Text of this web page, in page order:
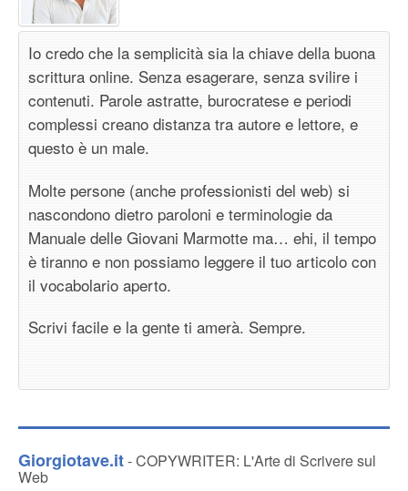
Io credo che la semplicità sia la chiave della buona
scrittura online. Senza esagerare, senza svilire i
contenuti. Parole astratte, burocratese e periodi
complessi creano distanza tra autore e lettore, e
questo è un male.
Molte persone (anche professionisti del web) si
nascondono dietro paroloni e terminologie da
Manuale delle Giovani Marmotte ma… ehi, il tempo
è tiranno e non possiamo leggere il tuo articolo con
il vocabolario aperto.
Scrivi facile e la gente ti amerà. Sempre.
Giorgiotave.it- COPYWRITER: L'Arte di Scrivere sul
Web